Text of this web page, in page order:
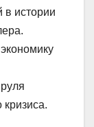
истории